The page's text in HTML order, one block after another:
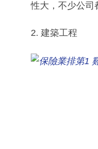
性大，不少公司
2. 建築工程